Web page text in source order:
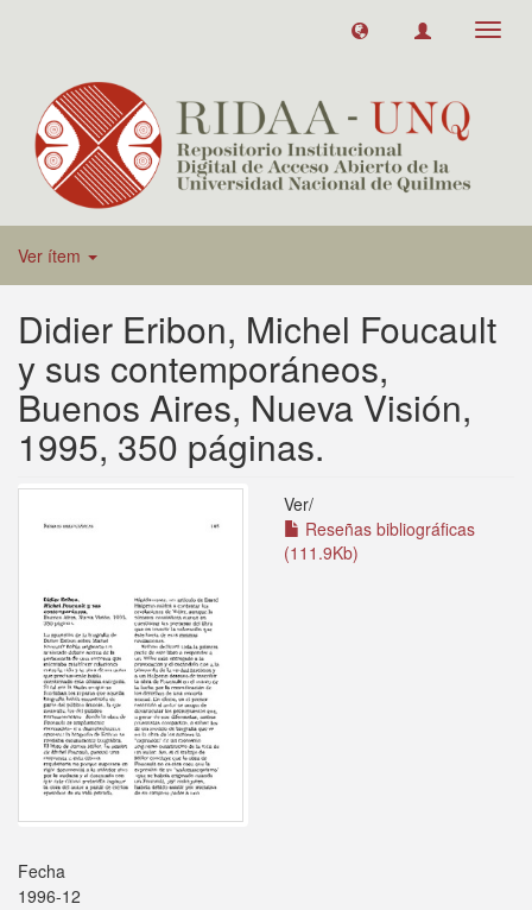
Ver ítem
Didier Eribon, Michel Foucault
y sus contemporáneos,
Buenos Aires, Nueva Visión,
1995, 350 páginas.
Ver/
Reseñas bibliográficas
(111.9Kb)
Fecha
1996-12